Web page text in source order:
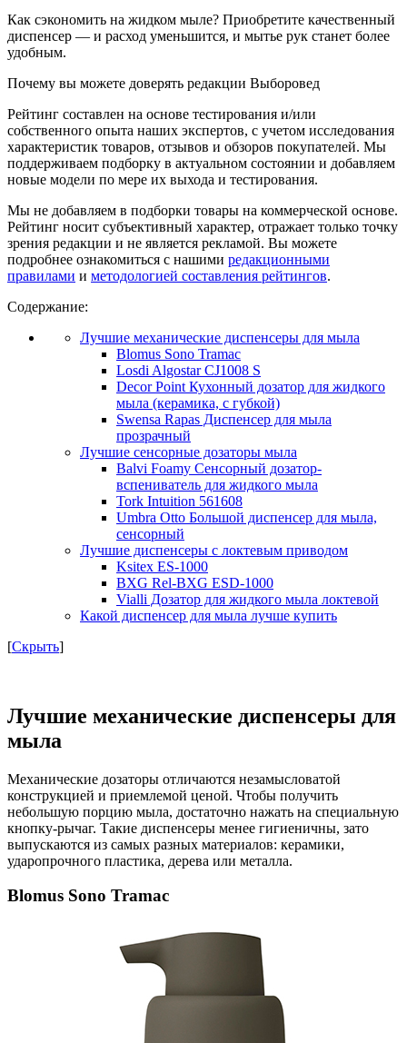
Как сэкономить на жидком мыле? Приобретите качественный
диспенсер — и расход уменьшится, и мытье рук станет более
удобным.
Почему вы можете доверять редакции Выборовед
Рейтинг составлен на основе тестирования и/или
собственного опыта наших экспертов, с учетом исследования
характеристик товаров, отзывов и обзоров покупателей. Мы
поддерживаем подборку в актуальном состоянии и добавляем
новые модели по мере их выхода и тестирования.
Мы не добавляем в подборки товары на коммерческой основе.
Рейтинг носит субъективный характер, отражает только точку
зрения редакции и не является рекламой. Вы можете
подробнее ознакомиться с нашими редакционными
правилами и методологией составления рейтингов.
Содержание:
Лучшие механические диспенсеры для мыла
Blomus Sono Tramac
Losdi Algostar CJ1008 S
Decor Point Кухонный дозатор для жидкого
мыла (керамика, с губкой)
Swensa Rapas Диспенсер для мыла
прозрачный
Лучшие сенсорные дозаторы мыла
Balvi Foamy Сенсорный дозатор-
вспениватель для жидкого мыла
Tork Intuition 561608
Umbra Otto Большой диспенсер для мыла,
сенсорный
Лучшие диспенсеры с локтевым приводом
Ksitex ES-1000
BXG Rel-BXG ESD-1000
Vialli Дозатор для жидкого мыла локтевой
Какой диспенсер для мыла лучше купить
[Скрыть]
Лучшие механические диспенсеры для
мыла
Механические дозаторы отличаются незамысловатой
конструкцией и приемлемой ценой. Чтобы получить
небольшую порцию мыла, достаточно нажать на специальную
кнопку-рычаг. Такие диспенсеры менее гигиеничны, зато
выпускаются из самых разных материалов: керамики,
ударопрочного пластика, дерева или металла.
Blomus Sono Tramac